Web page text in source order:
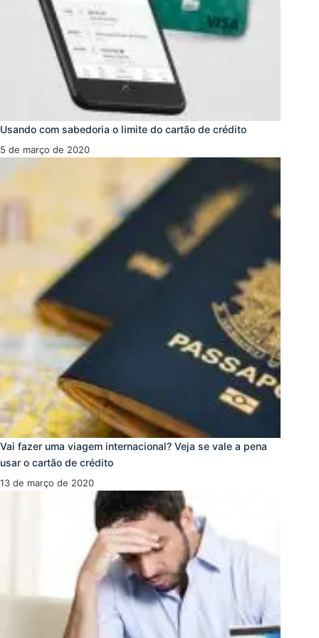
Usando com sabedoria o limite do cartão de crédito
5 de março de 2020
Vai fazer uma viagem internacional? Veja se vale a pena
usar o cartão de crédito
13 de março de 2020